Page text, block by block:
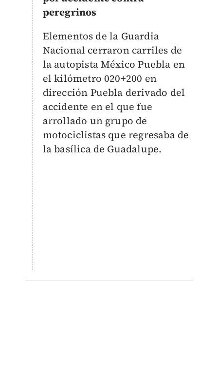
peregrinos
Elementos de la Guardia
Nacional cerraron carriles de
la autopista México Puebla en
el kilómetro 020+200 en
dirección Puebla derivado del
accidente en el que fue
arrollado un grupo de
motociclistas que regresaba de
la basílica de Guadalupe.